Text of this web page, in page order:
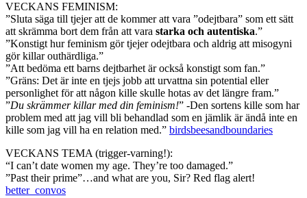
VECKANS FEMINISM:
”Sluta säga till tjejer att de kommer att vara ”odejtbara” som ett sätt
att skrämma bort dem från att vara starka och autentiska.”
”Konstigt hur feminism gör tjejer odejtbara och aldrig att misogyni
gör killar outhärdliga.”
”Att bedöma ett barns dejtbarhet är också konstigt som fan.”
”Gräns: Det är inte en tjejs jobb att urvattna sin potential eller
personlighet för att någon kille skulle hotas av det längre fram.”
”Du skrämmer killar med din feminism!” -Den sortens kille som har
problem med att jag vill bli behandlad som en jämlik är ändå inte en
kille som jag vill ha en relation med.” birdsbeesandboundaries
VECKANS TEMA (trigger-varning!):
“I can’t date women my age. They’re too damaged.”
”Past their prime”…and what are you, Sir? Red flag alert!
better_convos